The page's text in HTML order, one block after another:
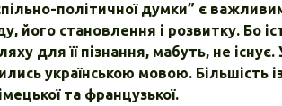
політичної думки” є
його становлення і розвитку. Бо
для її пізнання, мабуть, не
українською мовою. Більшість
та французької.